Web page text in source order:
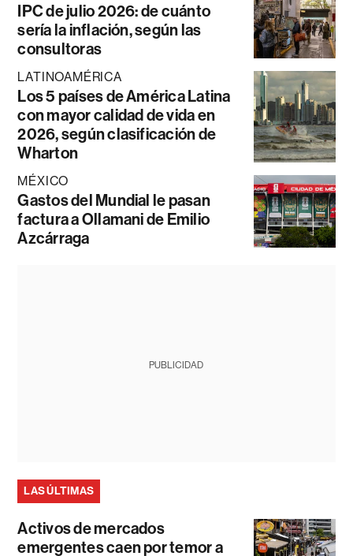
IPC de julio 2026: de cuánto
sería la inflación, según las
consultoras
LATINOAMÉRICA
Los 5 países de América Latina
con mayor calidad de vida en
2026, según clasificación de
Wharton
MÉXICO
Gastos del Mundial le pasan
factura a Ollamani de Emilio
Azcárraga
PUBLICIDAD
LAS ÚLTIMAS
Activos de mercados
emergentes caen por temor a